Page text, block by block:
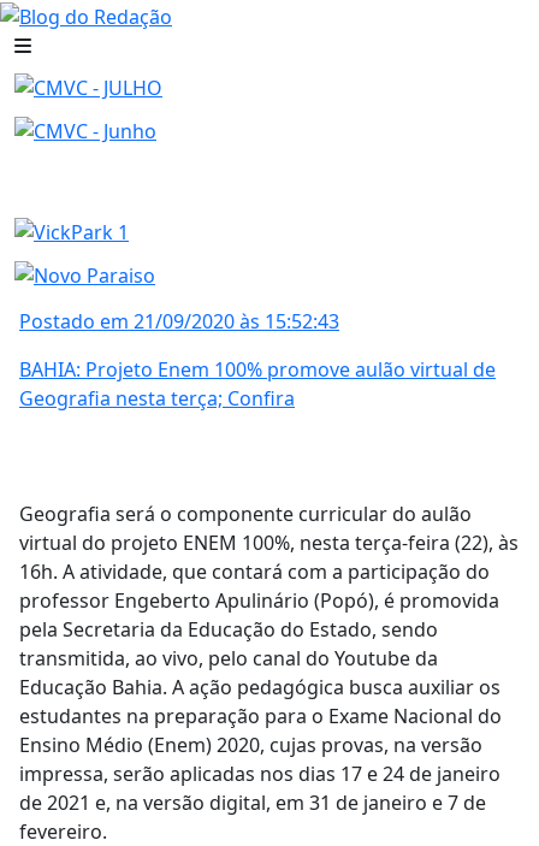
Postado em 21/09/2020 às 15:52:43
BAHIA: Projeto Enem 100% promove aulão virtual de
Geografia nesta terça; Confira
Geografia será o componente curricular do aulão
virtual do projeto ENEM 100%, nesta terça-feira (22), às
16h. A atividade, que contará com a participação do
professor Engeberto Apulinário (Popó), é promovida
pela Secretaria da Educação do Estado, sendo
transmitida, ao vivo, pelo canal do Youtube da
Educação Bahia. A ação pedagógica busca auxiliar os
estudantes na preparação para o Exame Nacional do
Ensino Médio (Enem) 2020, cujas provas, na versão
impressa, serão aplicadas nos dias 17 e 24 de janeiro
de 2021 e, na versão digital, em 31 de janeiro e 7 de
fevereiro.